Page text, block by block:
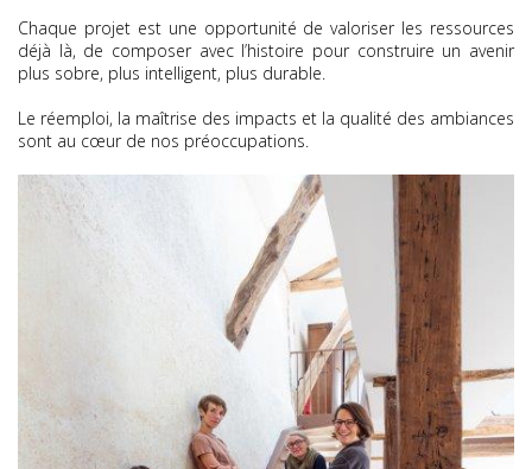
Chaque projet est une opportunité de valoriser les ressources
déjà là, de composer avec l’histoire pour construire un avenir
plus sobre, plus intelligent, plus durable.
Le réemploi, la maîtrise des impacts et la qualité des ambiances
sont au cœur de nos préoccupations.